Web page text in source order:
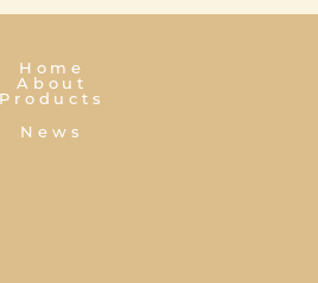
Home
About
Products
News